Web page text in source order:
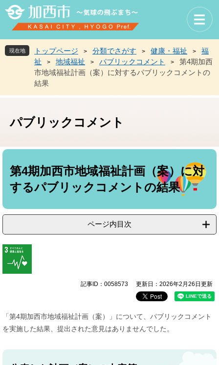
先
頭
を
飛
本
現在地 トップページ > 分類でさがす > 健康・福祉 >
福
祉
> 地域福祉 > パブリックコメント >
第4期加西
市地域福祉計画（案）に対するパブリックコメントの
結果
パブリックコメント
本
第4期加西市地域福祉計画（案）に対
するパブリックコメントの結果
ページ内目次
記事ID：0058573 更新日：2026年2月26日更新
「第4期加西市地域福祉計画（案）」について、パブリックコメント
を実施した結果、提出された意見はありませんでした。